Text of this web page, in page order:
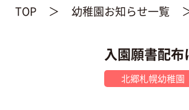
TOP 幼稚園お知らせ一覧
入園願書配布
北郷札幌幼稚園